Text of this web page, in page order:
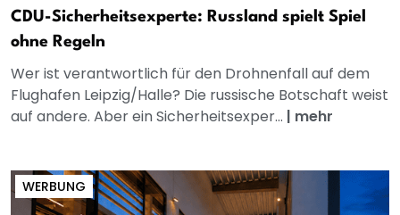
CDU-Sicherheitsexperte: Russland spielt Spiel
ohne Regeln
Wer ist verantwortlich für den Drohnenfall auf dem
Flughafen Leipzig/Halle? Die russische Botschaft weist
auf andere. Aber ein Sicherheitsexper... | mehr
WERBUNG